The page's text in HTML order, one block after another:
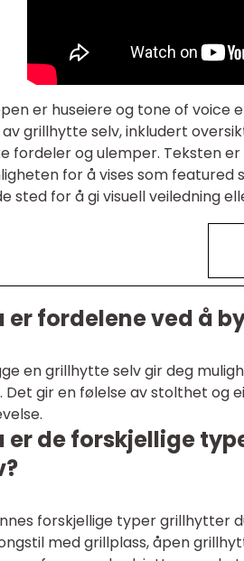
er huseiere og tone of voice
grillhytte selv, inkludert
fordeler og ulemper. Teksten
for å vises som featured
sted for å gi visuell veiledning
er fordelene ved å
en grillhytte selv gir deg
Det gir en følelse av stolthet og
er de forskjellige
forskjellige typer grillhytter
med grillplass, åpen